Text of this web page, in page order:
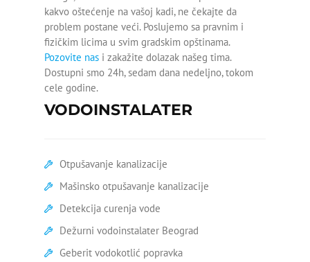
Silikoniranje kade
Skidanje silikona sa kade
Slab pritisak hladne vode
Slab pritisak vode
Ugradnja vodokotlića
Zamena ventila za vodu
Zamena ek ventila
kakvo oštećenje na vašoj kadi, ne čekajte da
problem postane veći. Poslujemo sa pravnim i
fizičkim licima u svim gradskim opštinama.
Pozovite nas i zakažite dolazak našeg tima.
Dostupni smo 24h, sedam dana nedeljno, tokom
cele godine.
VODOINSTALATER
Otpušavanje kanalizacije
Mašinsko otpušavanje kanalizacije
Detekcija curenja vode
Dežurni vodoinstalater Beograd
Geberit vodokotlić popravka